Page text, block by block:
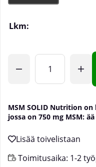
Lkm:
MSM SOLID Nutrition
jossa on 750 mg MSM:
Toimitusaika: 1-2